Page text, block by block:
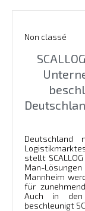
Non classé
Deutschland
stellt
Man-
Mannheim
für
Auch in den
beschleunigt